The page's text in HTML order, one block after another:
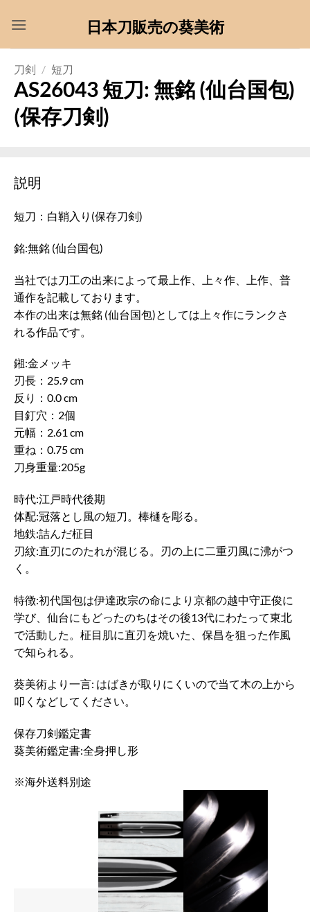
日本刀販売の葵美術
刀剣 / 短刀
AS26043 短刀: 無銘 (仙台国包)
(保存刀剣)
説明
短刀：白鞘入り(保存刀剣)
銘:無銘 (仙台国包)
当社では刀工の出来によって最上作、上々作、上作、普
通作を記載しております。
本作の出来は無銘 (仙台国包)としては上々作にランクさ
れる作品です。
鎺:金メッキ
刃長：25.9 cm
反り：0.0 cm
目釘穴：2個
元幅：2.61 cm
重ね：0.75 cm
刀身重量:205g
時代:江戸時代後期
体配:冠落とし風の短刀。棒樋を彫る。
地鉄:詰んだ柾目
刃紋:直刃にのたれが混じる。刃の上に二重刃風に沸がつ
く。
特徴:初代国包は伊達政宗の命により京都の越中守正俊に
学び、仙台にもどったのちはその後13代にわたって東北
で活動した。柾目肌に直刃を焼いた、保昌を狙った作風
で知られる。
葵美術より一言: はばきが取りにくいので当て木の上から
叩くなどしてください。
保存刀剣鑑定書
葵美術鑑定書:全身押し形
※海外送料別途